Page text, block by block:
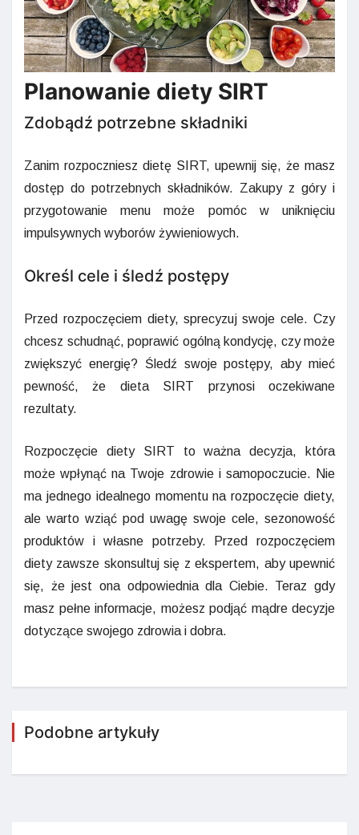
Planowanie diety SIRT
Zdobądź potrzebne składniki
Zanim rozpoczniesz dietę SIRT, upewnij się, że masz
dostęp do potrzebnych składników. Zakupy z góry i
przygotowanie menu może pomóc w uniknięciu
impulsywnych wyborów żywieniowych.
Określ cele i śledź postępy
Przed rozpoczęciem diety, sprecyzuj swoje cele. Czy
chcesz schudnąć, poprawić ogólną kondycję, czy może
zwiększyć energię? Śledź swoje postępy, aby mieć
pewność, że dieta SIRT przynosi oczekiwane
rezultaty.
Rozpoczęcie diety SIRT to ważna decyzja, która
może wpłynąć na Twoje zdrowie i samopoczucie. Nie
ma jednego idealnego momentu na rozpoczęcie diety,
ale warto wziąć pod uwagę swoje cele, sezonowość
produktów i własne potrzeby. Przed rozpoczęciem
diety zawsze skonsultuj się z ekspertem, aby upewnić
się, że jest ona odpowiednia dla Ciebie. Teraz gdy
masz pełne informacje, możesz podjąć mądre decyzje
dotyczące swojego zdrowia i dobra.
Podobne artykuły